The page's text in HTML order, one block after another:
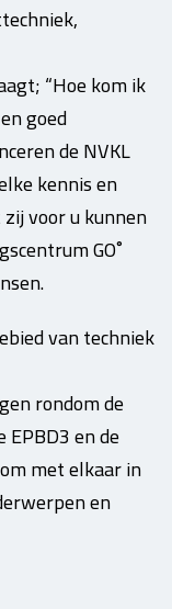
“Hoe kom ik
goed
de NVKL
kennis en
voor u kunnen
GO˚
van techniek
rondom de
en de
met elkaar in
en